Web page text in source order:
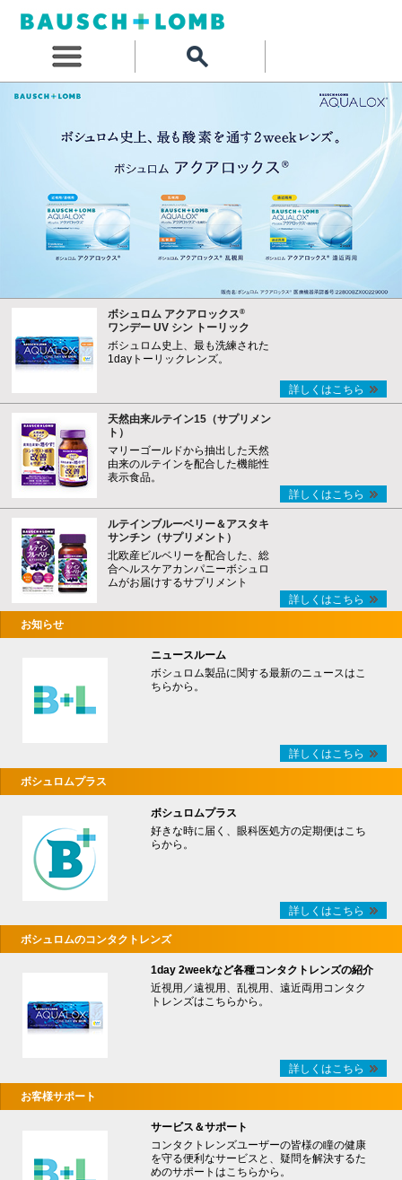
ボシュロム アクアロックス®
ワンデー UV シン トーリック
ボシュロム史上、最も洗練された
1dayトーリックレンズ。
詳しくはこちら
天然由来ルテイン15（サプリメン
ト）
マリーゴールドから抽出した天然
由来のルテインを配合した機能性
表示食品。
詳しくはこちら
ルテインブルーベリー＆アスタキ
サンチン（サプリメント）
北欧産ビルベリーを配合した、総
合ヘルスケアカンパニーボシュロ
ムがお届けするサプリメント
詳しくはこちら
お知らせ
ニュースルーム
ボシュロム製品に関する最新のニュースはこ
ちらから。
詳しくはこちら
ボシュロムプラス
ボシュロムプラス
好きな時に届く、眼科医処方の定期便はこち
らから。
詳しくはこちら
ボシュロムのコンタクトレンズ
1day 2weekなど各種コンタクトレンズの紹介
近視用／遠視用、乱視用、遠近両用コンタク
トレンズはこちらから。
詳しくはこちら
お客様サポート
サービス＆サポート
コンタクトレンズユーザーの皆様の瞳の健康
を守る便利なサービスと、疑問を解決するた
めのサポートはこちらから。